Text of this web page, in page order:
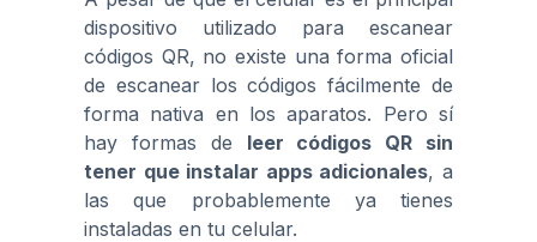
dispositivo utilizado para escanear
códigos QR, no existe una forma oficial
de escanear los códigos fácilmente de
forma nativa en los aparatos. Pero sí
hay formas de leer códigos QR sin
tener que instalar apps adicionales, a
las que probablemente ya tienes
instaladas en tu celular.